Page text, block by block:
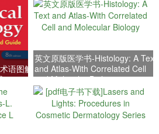
语图解
英文原版医学书-Histology: A Text
and Atlas-With Correlated Cell
and Molecular Biology